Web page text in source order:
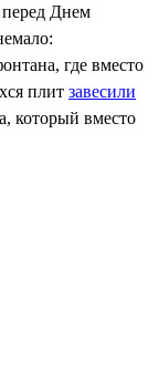
перед Днем
где вместо
плит завесили
который вместо